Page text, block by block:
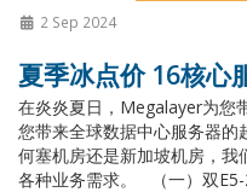
2 Sep 2024
夏季冰点价 16核心
在炎炎夏日，Megalayer为您
您带来全球数据中心服务器的
何塞机房还是新加坡机房，我
各种业务需求。 （一）双E5-